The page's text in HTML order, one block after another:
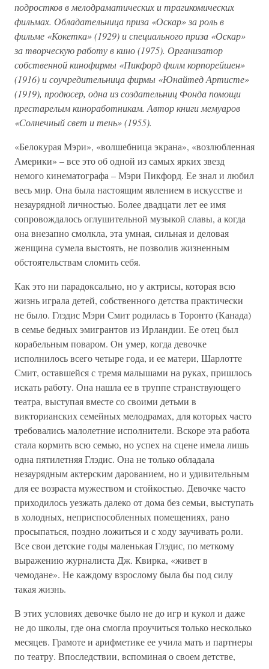
подростков в мелодраматических и трагикомических
фильмах. Обладательница приза «Оскар» за роль в
фильме «Кокетка» (1929) и специального приза «Оскар»
за творческую работу в кино (1975). Организатор
собственной кинофирмы «Пикфорд филм корпорейшен»
(1916) и соучредительница фирмы «Юнайтед Артисте»
(1919), продюсер, одна из создательниц Фонда помощи
престарелым киноработникам. Автор книги мемуаров
«Солнечный свет и тень» (1955).
«Белокурая Мэри», «волшебница экрана», «возлюбленная
Америки» – все это об одной из самых ярких звезд
немого кинематографа – Мэри Пикфорд. Ее знал и любил
весь мир. Она была настоящим явлением в искусстве и
незаурядной личностью. Более двадцати лет ее имя
сопровождалось оглушительной музыкой славы, а когда
она внезапно смолкла, эта умная, сильная и деловая
женщина сумела выстоять, не позволив жизненным
обстоятельствам сломить себя.
Как это ни парадоксально, но у актрисы, которая всю
жизнь играла детей, собственного детства практически
не было. Глэдис Мэри Смит родилась в Торонто (Канада)
в семье бедных эмигрантов из Ирландии. Ее отец был
корабельным поваром. Он умер, когда девочке
исполнилось всего четыре года, и ее матери, Шарлотте
Смит, оставшейся с тремя малышами на руках, пришлось
искать работу. Она нашла ее в труппе странствующего
театра, выступая вместе со своими детьми в
викторианских семейных мелодрамах, для которых часто
требовались малолетние исполнители. Вскоре эта работа
стала кормить всю семью, но успех на сцене имела лишь
одна пятилетняя Глэдис. Она не только обладала
незаурядным актерским дарованием, но и удивительным
для ее возраста мужеством и стойкостью. Девочке часто
приходилось уезжать далеко от дома без семьи, выступать
в холодных, неприспособленных помещениях, рано
просыпаться, поздно ложиться и с ходу заучивать роли.
Все свои детские годы маленькая Глэдис, по меткому
выражению журналиста Дж. Квирка, «живет в
чемодане». Не каждому взрослому была бы под силу
такая жизнь.
В этих условиях девочке было не до игр и кукол и даже
не до школы, где она смогла проучиться только несколько
месяцев. Грамоте и арифметике ее учила мать и партнеры
по театру. Впоследствии, вспоминая о своем детстве,